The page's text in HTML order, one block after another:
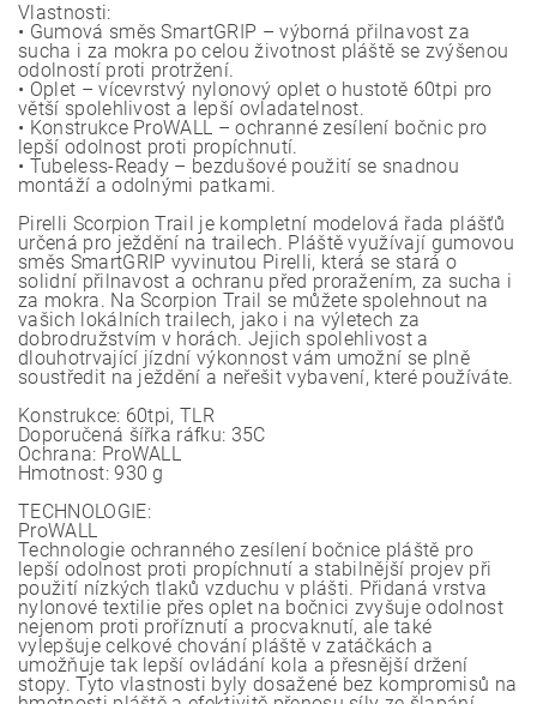
Vlastnosti:
• Gumová směs SmartGRIP – výborná přilnavost za
sucha i za mokra po celou životnost pláště se zvýšenou
odolností proti protržení.
• Oplet – vícevrstvý nylonový oplet o hustotě 60tpi pro
větší spolehlivost a lepší ovladatelnost.
• Konstrukce ProWALL – ochranné zesílení bočnic pro
lepší odolnost proti propíchnutí.
• Tubeless-Ready – bezdušové použití se snadnou
montáží a odolnými patkami.
Pirelli Scorpion Trail je kompletní modelová řada plášťů
určená pro ježdění na trailech. Pláště využívají gumovou
směs SmartGRIP vyvinutou Pirelli, která se stará o
solidní přilnavost a ochranu před proražením, za sucha i
za mokra. Na Scorpion Trail se můžete spolehnout na
vašich lokálních trailech, jako i na výletech za
dobrodružstvím v horách. Jejich spolehlivost a
dlouhotrvající jízdní výkonnost vám umožní se plně
soustředit na ježdění a neřešit vybavení, které používáte.
Konstrukce: 60tpi, TLR
Doporučená šířka ráfku: 35C
Ochrana: ProWALL
Hmotnost: 930 g
TECHNOLOGIE:
ProWALL
Technologie ochranného zesílení bočnice pláště pro
lepší odolnost proti propíchnutí a stabilnější projev při
použití nízkých tlaků vzduchu v plášti. Přidaná vrstva
nylonové textilie přes oplet na bočnici zvyšuje odolnost
nejenom proti proříznutí a procvaknutí, ale také
vylepšuje celkové chování pláště v zatáčkách a
umožňuje tak lepší ovládání kola a přesnější držení
stopy. Tyto vlastnosti byly dosažené bez kompromisů na